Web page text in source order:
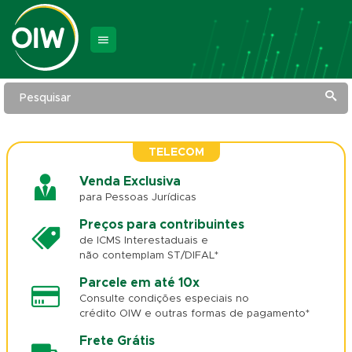
Pesquisar
TELECOM
Venda Exclusiva
para Pessoas Jurídicas
Preços para contribuintes
de ICMS Interestaduais e
não contemplam ST/DIFAL*
Parcele em até 10x
Consulte condições especiais no
crédito OIW e outras formas de pagamento*
Frete Grátis